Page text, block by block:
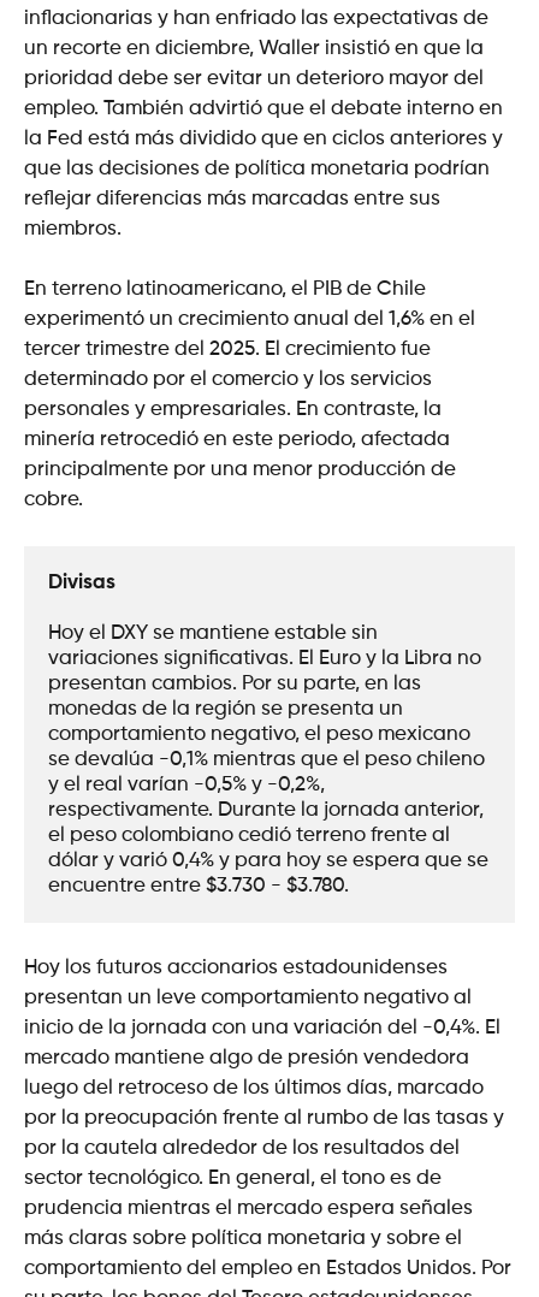
inflacionarias y han enfriado las expectativas de
un recorte en diciembre, Waller insistió en que la
prioridad debe ser evitar un deterioro mayor del
empleo. También advirtió que el debate interno en
la Fed está más dividido que en ciclos anteriores y
que las decisiones de política monetaria podrían
reflejar diferencias más marcadas entre sus
miembros.
En terreno latinoamericano, el PIB de Chile
experimentó un crecimiento anual del 1,6% en el
tercer trimestre del 2025. El crecimiento fue
determinado por el comercio y los servicios
personales y empresariales. En contraste, la
minería retrocedió en este periodo, afectada
principalmente por una menor producción de
cobre.
Divisas
Hoy el DXY se mantiene estable sin
variaciones significativas. El Euro y la Libra no
presentan cambios. Por su parte, en las
monedas de la región se presenta un
comportamiento negativo, el peso mexicano
se devalúa -0,1% mientras que el peso chileno
y el real varían -0,5% y -0,2%,
respectivamente. Durante la jornada anterior,
el peso colombiano cedió terreno frente al
dólar y varió 0,4% y para hoy se espera que se
encuentre entre $3.730 - $3.780.
Hoy los futuros accionarios estadounidenses
presentan un leve comportamiento negativo al
inicio de la jornada con una variación del -0,4%. El
mercado mantiene algo de presión vendedora
luego del retroceso de los últimos días, marcado
por la preocupación frente al rumbo de las tasas y
por la cautela alrededor de los resultados del
sector tecnológico. En general, el tono es de
prudencia mientras el mercado espera señales
más claras sobre política monetaria y sobre el
comportamiento del empleo en Estados Unidos. Por